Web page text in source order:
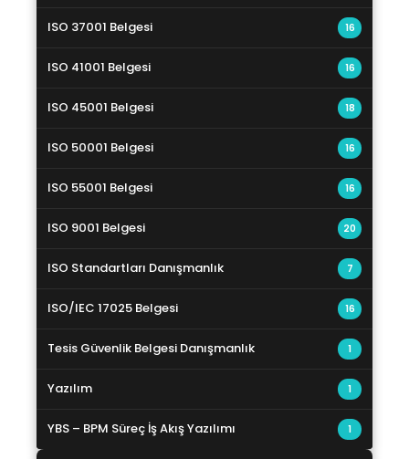
ISO 37001 Belgesi 16
ISO 41001 Belgesi 16
ISO 45001 Belgesi 18
ISO 50001 Belgesi 16
ISO 55001 Belgesi 16
ISO 9001 Belgesi 20
ISO Standartları Danışmanlık 7
ISO/IEC 17025 Belgesi 16
Tesis Güvenlik Belgesi Danışmanlık 1
Yazılım 1
YBS – BPM Süreç İş Akış Yazılımı 1